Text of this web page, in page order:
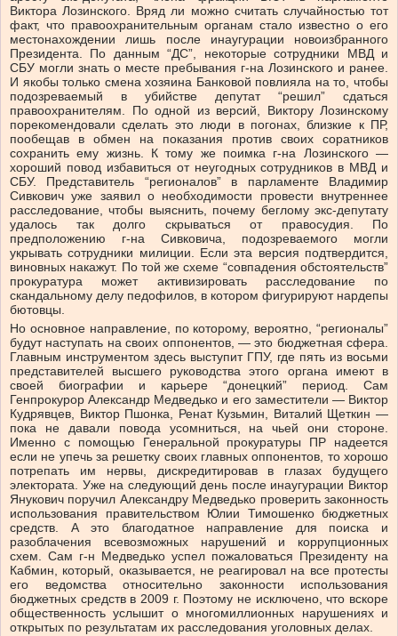
Виктора Лозинского. Вряд ли можно считать случайностью тот
факт, что правоохранительным органам стало известно о его
местонахождении лишь после инаугурации новоизбранного
Президента. По данным “ДС”, некоторые сотрудники МВД и
СБУ могли знать о месте пребывания г-на Лозинского и ранее.
И якобы только смена хозяина Банковой повлияла на то, чтобы
подозреваемый в убийстве депутат “решил” сдаться
правоохранителям. По одной из версий, Виктору Лозинскому
порекомендовали сделать это люди в погонах, близкие к ПР,
пообещав в обмен на показания против своих соратников
сохранить ему жизнь. К тому же поимка г-на Лозинского —
хороший повод избавиться от неугодных сотрудников в МВД и
СБУ. Представитель “регионалов” в парламенте Владимир
Сивкович уже заявил о необходимости провести внутреннее
расследование, чтобы выяснить, почему беглому экс-депутату
удалось так долго скрываться от правосудия. По
предположению г-на Сивковича, подозреваемого могли
укрывать сотрудники милиции. Если эта версия подтвердится,
виновных накажут. По той же схеме “совпадения обстоятельств”
прокуратура может активизировать расследование по
скандальному делу педофилов, в котором фигурируют нардепы
бютовцы.
Но основное направление, по которому, вероятно, “регионалы”
будут наступать на своих оппонентов, — это бюджетная сфера.
Главным инструментом здесь выступит ГПУ, где пять из восьми
представителей высшего руководства этого органа имеют в
своей биографии и карьере “донецкий” период. Сам
Генпрокурор Александр Медведько и его заместители — Виктор
Кудрявцев, Виктор Пшонка, Ренат Кузьмин, Виталий Щеткин —
пока не давали повода усомниться, на чьей они стороне.
Именно с помощью Генеральной прокуратуры ПР надеется
если не упечь за решетку своих главных оппонентов, то хорошо
потрепать им нервы, дискредитировав в глазах будущего
электората. Уже на следующий день после инаугурации Виктор
Янукович поручил Александру Медведько проверить законность
использования правительством Юлии Тимошенко бюджетных
средств. А это благодатное направление для поиска и
разоблачения всевозможных нарушений и коррупционных
схем. Сам г-н Медведько успел пожаловаться Президенту на
Кабмин, который, оказывается, не реагировал на все протесты
его ведомства относительно законности использования
бюджетных средств в 2009 г. Поэтому не исключено, что вскоре
общественность услышит о многомиллионных нарушениях и
открытых по результатам их расследования уголовных делах.